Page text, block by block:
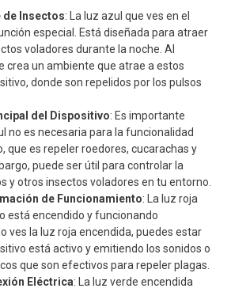
de Insectos: La luz azul que ves en el
especial. Está diseñada para atraer
voladores durante la noche. Al
crea un ambiente que atrae a estos
donde son repelidos por los pulsos
del Dispositivo: Es importante
no es necesaria para la funcionalidad
que es repeler roedores, cucarachas y
puede ser útil para controlar la
y otros insectos voladores en tu entorno.
de Funcionamiento: La luz roja
está encendido y funcionando
ves la luz roja encendida, puedes estar
está activo y emitiendo los sonidos o
que son efectivos para repeler plagas.
Eléctrica: La luz verde encendida